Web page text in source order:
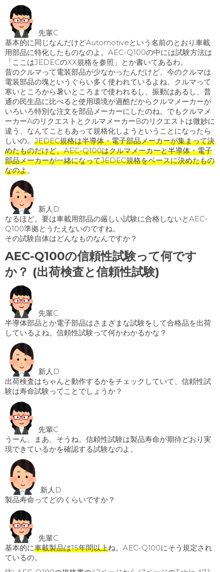
先輩C
基本的に同じなんだけどAutomotiveという名前のとおり車載
用部品に特化したものなのよ。AEC-Q100の中には試験方法は
「ここはJEDECのXX規格を参照」とか書いてあるわ。
昔のクルマって電装部品が少なかったんだけど、今のクルマは
電装部品の塊というぐらい多く使われているよね。クルマって
寒いところから暑いところまで使われるし、振動はあるし、普
通の民生品に比べると使用環境が過酷だからクルマメーカーが
いろいろ特別な注文を部品メーカーにしたのね。でもクルマメ
ーカーAのリクエストとクルマメーカーBのリクエストは微妙に
違う、なんてこともあって規格化しようということになったら
しいの。 JEDEC規格は半導体・電子部品メーカーが集まって決
めたものだけど、AEC-Q100はクルマメーカーと半導体・電子
部品メーカーが一緒になってJEDEC規格をベースに決めたもの
なのよ。
新人D
なるほど。要は車載用部品の厳しい試験に合格しないとAEC-
Q100準拠とうたえないのですね。
その試験自体はどんなものなんですか？
AEC-Q100の信頼性試験って何です
か？ (出荷検査と信頼性試験)
先輩C
半導体部品とか電子部品はさまざまな試験をして合格品を出荷
しているよね。信頼性試験って何かわかるかな？
新人D
出荷検査はちゃんと動作するかをチェックしていて、信頼性試
験は寿命試験ってことでしょうか？
先輩C
うーん。まあ、そうね。信頼性試験は製品寿命が期待どおり実
現できているかを確認する試験なのよ。
新人D
製品寿命ってどのくらいですか？
先輩C
基本的に車載製品は15年間以上ね。AEC-Q100にそう規定され
ているの。